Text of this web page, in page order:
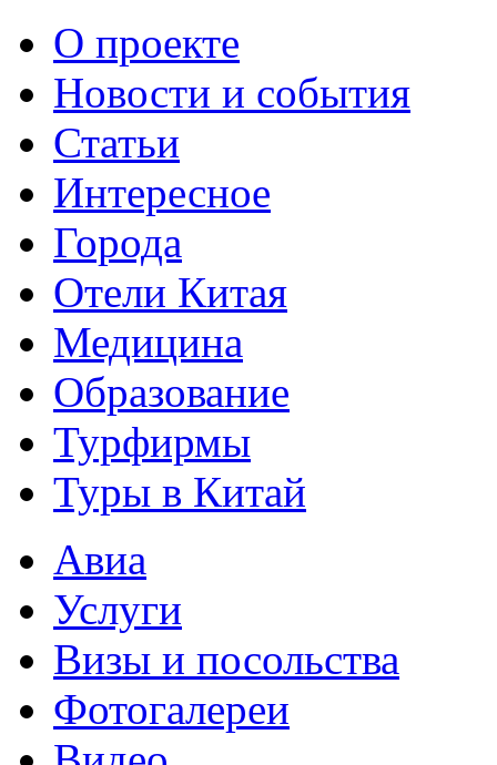
О проекте
Новости и события
Статьи
Интересное
Города
Отели Китая
Медицина
Образование
Турфирмы
Туры в Китай
Авиа
Услуги
Визы и посольства
Фотогалереи